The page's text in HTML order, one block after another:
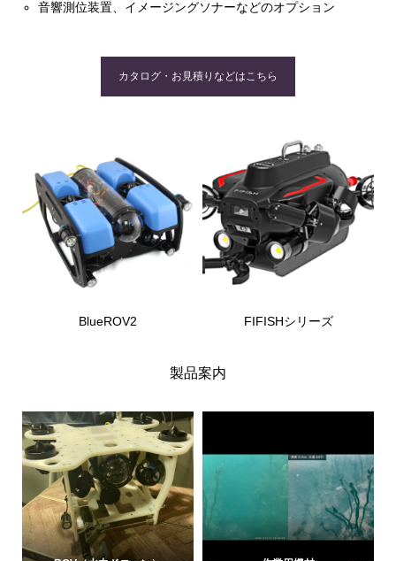
音響測位装置、イメージングソナーなどのオプション
カタログ・お見積りなどはこちら
BlueROV2 FIFISHシリーズ
製品案内